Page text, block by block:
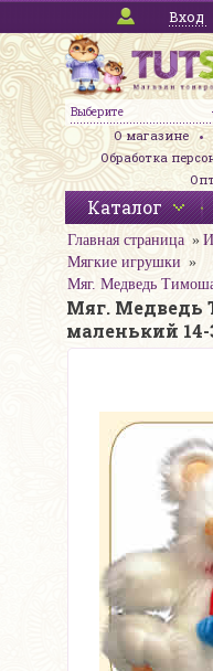
Вход
Выберите
О магазине
Обработка
Каталог
Главная страница
Мягкие игрушки
Мяг. Медведь
Мяг. Медведь
маленький 14-